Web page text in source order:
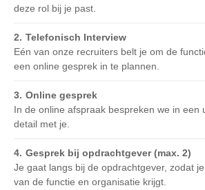
deze rol bij je past.
Telefonisch Interview
Eén van onze recruiters belt je om de
een online gesprek in te plannen.
Online gesprek
In de online afspraak bespreken we in een
detail met je.
Gesprek bij opdrachtgever (max. 2)
Je gaat langs bij de opdrachtgever, zodat
van de functie en organisatie krijgt.